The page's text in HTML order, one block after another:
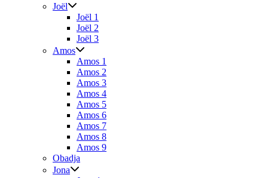
Joël
Joël 1
Joël 2
Joël 3
Amos
Amos 1
Amos 2
Amos 3
Amos 4
Amos 5
Amos 6
Amos 7
Amos 8
Amos 9
Obadja
Jona